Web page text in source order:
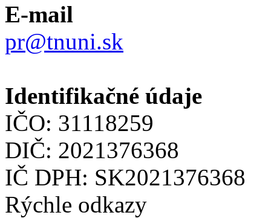
E-mail
pr@tnuni.sk
Identifikačné údaje
IČO: 31118259
DIČ: 2021376368
IČ DPH: SK2021376368
Rýchle odkazy